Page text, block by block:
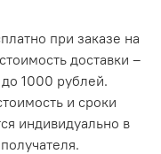
при заказе на
доставки –
1000 рублей.
и сроки
индивидуально в